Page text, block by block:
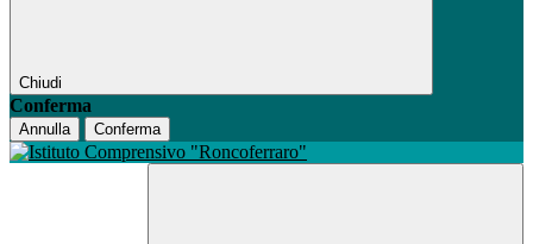
Chiudi
Conferma
Annulla Conferma